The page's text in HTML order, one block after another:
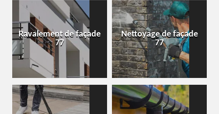
Ravalement de façade
77
Nettoyage de façade
77